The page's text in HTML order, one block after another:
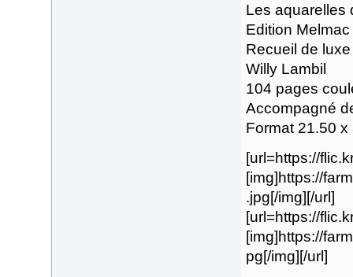
Les aquarelles
Edition Melmac
Recueil de
Willy Lambil
104 pages
Accompagné
Format 21.50 x
[url=https://
[img]https://
.jpg[/img][/url]
[url=https://
[img]https://
pg[/img][/url]